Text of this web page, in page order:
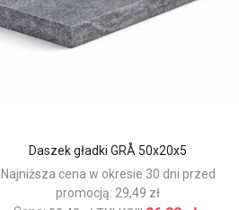
Daszek gładki GRÅ 50x20x5
Najniższa cena w okresie 30 dni przed
promocją: 29,49 zł